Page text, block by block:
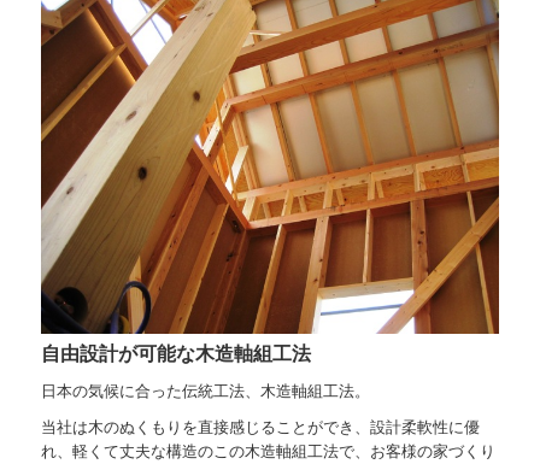
自由設計が可能な木造軸組工法
日本の気候に合った伝統工法、木造軸組工法。
当社は木のぬくもりを直接感じることができ、設計柔軟性に優
れ、軽くて丈夫な構造のこの木造軸組工法で、お客様の家づくり